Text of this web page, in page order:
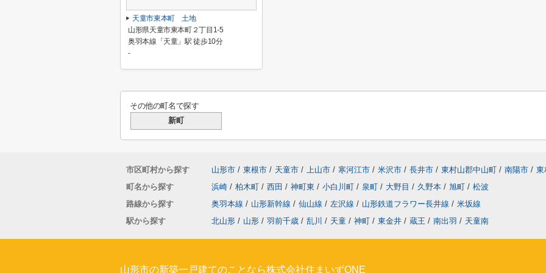
天童市東本町 土地
山形県天童市東本町２丁目1-5
奥羽本線「天童」駅 徒歩10分
-
その他の町名で探す
新町
市区町村から探す 山形市 / 東根市 / 天童市 / 上山市 / 寒河江市 / 米沢市 / 長井市 / 東村山郡中山町 / 南陽市 / 東
町名から探す
浜崎 / 柏木町 / 西田 / 神町東 / 小白川町 / 泉町 / 大野目 / 久野本 / 旭町 / 松波
路線から探す
奥羽本線 / 山形新幹線 / 仙山線 / 左沢線 / 山形鉄道フラワー長井線 / 米坂線
駅から探す
北山形 / 山形 / 羽前千歳 / 乱川 / 天童 / 神町 / 東金井 / 蔵王 / 南出羽 / 天童南
山形市の新築一戸建てのことなら株式会社住まいずONE